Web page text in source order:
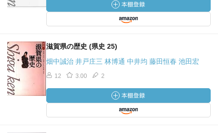
滋賀県の歴史 (県史 25)
畑中誠治 井戸庄三 林博通 中井均 藤田恒春 池田宏
12 3.00 2